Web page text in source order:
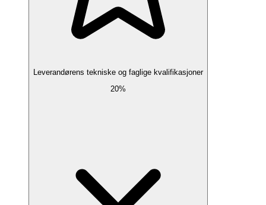
Leverandørens tekniske og faglige kvalifikasjoner
20%